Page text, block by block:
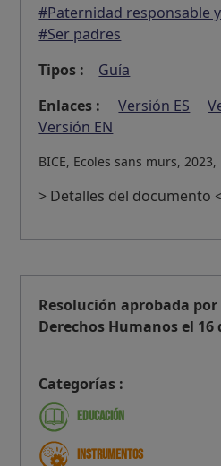
#Paternidad responsable
#Ser padres
Tipos :
Guía
Enlaces :
Versión ES
Versión EN
BICE, Ecoles sans murs, 2023,
> Detalles del documento
Resolución aprobada por
Derechos Humanos el 16
Categorías :
Educación
Instrumentos